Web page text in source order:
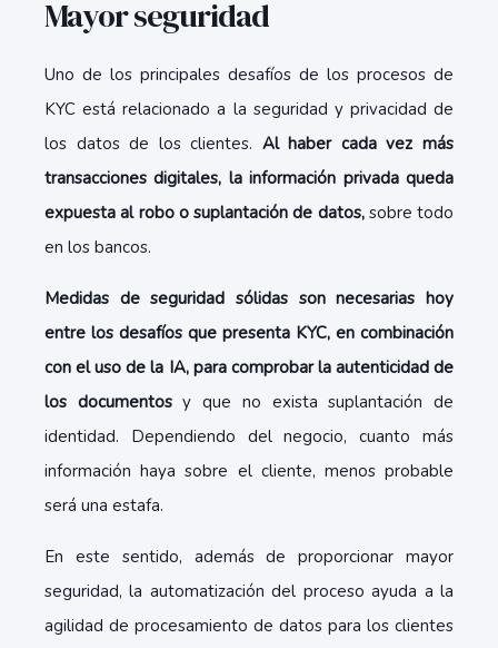
Mayor seguridad
Uno de los principales desafíos de los procesos de
KYC está relacionado a la seguridad y privacidad de
los datos de los clientes. Al haber cada vez más
transacciones digitales, la información privada queda
expuesta al robo o suplantación de datos, sobre todo
en los bancos.
Medidas de seguridad sólidas son necesarias hoy
entre los desafíos que presenta KYC, en combinación
con el uso de la IA, para comprobar la autenticidad de
los documentosy que no exista suplantación de
identidad. Dependiendo del negocio, cuanto más
información haya sobre el cliente, menos probable
será una estafa.
En este sentido, además de proporcionar mayor
seguridad, la automatización del proceso ayuda a la
agilidad de procesamiento de datos para los clientes